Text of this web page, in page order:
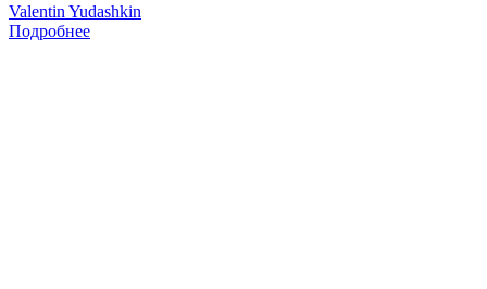
Valentin Yudashkin
Подробнее